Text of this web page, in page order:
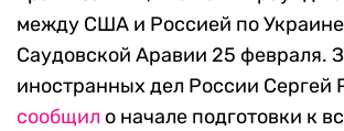
между США и Россией по Украине
Саудовской Аравии 25 февраля.
иностранных дел России Сергей
сообщил о начале подготовки к